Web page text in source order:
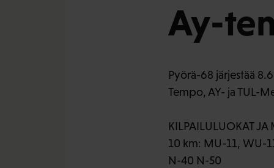
Ay-
Pyörä-68 järjestää
Tempo, AY- ja TUL-
KILPAILULUOKAT JA
10 km: MU-11, WU-
N-40 N-50